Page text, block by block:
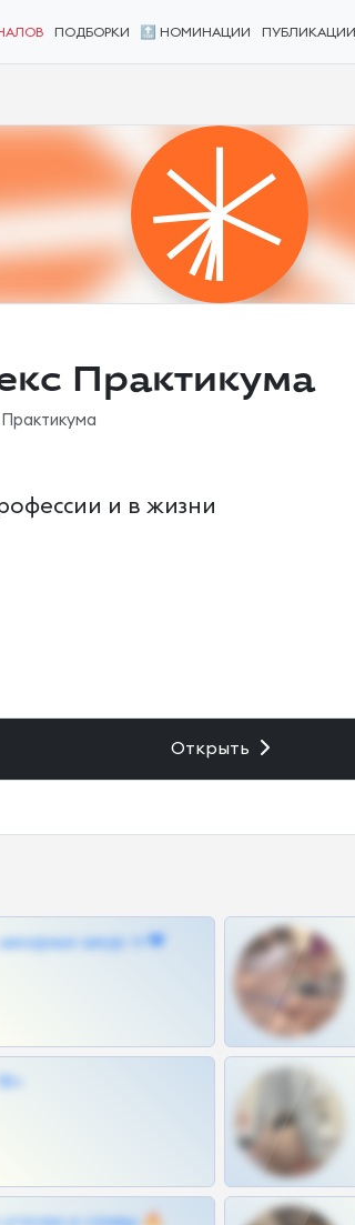
ПОДБОРКИ 🔝 НОМИНАЦИИ ПУБЛИКАЦИИ
Практикума
Практикума
и в жизни
Открыть
шкур тг❤